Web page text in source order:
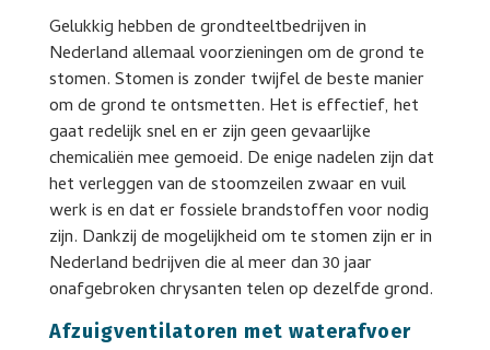
Gelukkig hebben de grondteeltbedrijven in
Nederland allemaal voorzieningen om de grond te
stomen. Stomen is zonder twijfel de beste manier
om de grond te ontsmetten. Het is effectief, het
gaat redelijk snel en er zijn geen gevaarlijke
chemicaliën mee gemoeid. De enige nadelen zijn dat
het verleggen van de stoomzeilen zwaar en vuil
werk is en dat er fossiele brandstoffen voor nodig
zijn. Dankzij de mogelijkheid om te stomen zijn er in
Nederland bedrijven die al meer dan 30 jaar
onafgebroken chrysanten telen op dezelfde grond.
Afzuigventilatoren met waterafvoer